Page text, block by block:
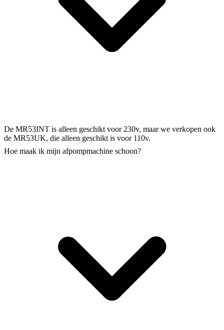
De MR53INT is alleen geschikt voor 230v, maar we verkopen ook
de MR53UK, die alleen geschikt is voor 110v.
Hoe maak ik mijn afpompmachine schoon?